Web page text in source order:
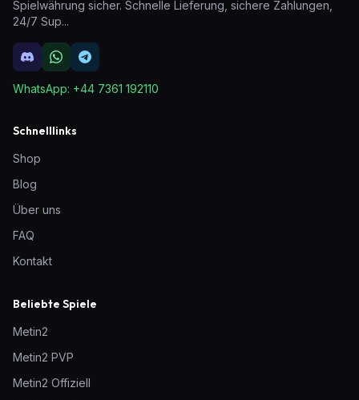
Spielwährung sicher. Schnelle Lieferung, sichere Zahlungen,
24/7 Sup...
WhatsApp: +44 7361 192110
Schnelllinks
Shop
Blog
Über uns
FAQ
Kontakt
Beliebte Spiele
Metin2
Metin2 PVP
Metin2 Offiziell